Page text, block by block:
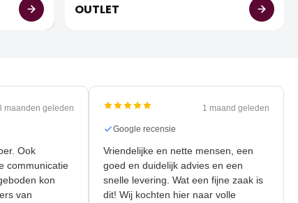
OUTLET
3 maanden geleden
vloer. Ook
fijne communicatie
geboden kon
van
1 maand geleden
Google recensie
Vriendelijke en nette mensen, een
goed en duidelijk advies en een
snelle levering. Wat een fijne zaak is
dit! Wij kochten hier naar volle